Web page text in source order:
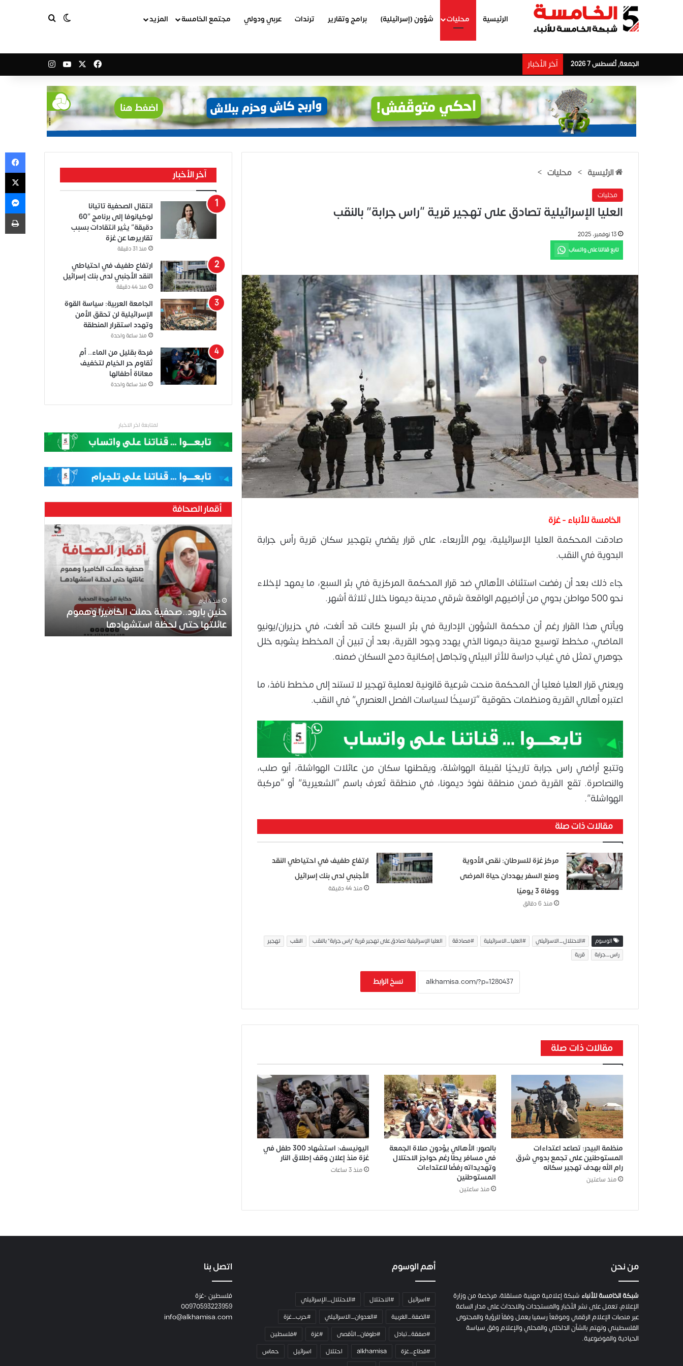
الرئيسية محليات شؤون (إسرائيلية) برامج وتقارير ترندات عربي ودولي مجتمع الخامسة المزيد الوضع المظلم
بحث عن
الجمعة, أغسطس 7 2026 آخر الأخبار فيسبوك‫YouTube
انستقرام
الرئيسية > محليات >
محليات
العليا الإسرائيلية تصادق على تهجير قرية “راس جرابة” بالنقب
13 نوفمبر، 2025
تابع قناتنا على واتساب
الخامسة للأنباء - غزة
صادقت المحكمة العليا الإسرائيلية، يوم الأربعاء، على قرار يقضي بتهجير سكان قرية رأس جرابة
البدوية في النقب.
جاء ذلك بعد أن رفضت استئناف الأهالي ضد قرار المحكمة المركزية في بئر السبع، ما يمهد لإخلاء
نحو 500 مواطن بدوي من أراضيهم الواقعة شرقي مدينة ديمونا خلال ثلاثة أشهر.
ويأتي هذا القرار رغم أن محكمة الشؤون الإدارية في بئر السبع كانت قد ألغت، في حزيران/يونيو
الماضي، مخطط توسيع مدينة ديمونا الذي يهدد وجود القرية، بعد أن تبين أن المخطط يشوبه خلل
جوهري تمثل في غياب دراسة للأثر البيئي وتجاهل إمكانية دمج السكان ضمنه.
ويعني قرار العليا فعليا أن المحكمة منحت شرعية قانونية لعملية تهجير لا تستند إلى مخطط نافذ، ما
اعتبره أهالي القرية ومنظمات حقوقية “ترسيخًا لسياسات الفصل العنصري” في النقب.
وتتبع أراضي راس جرابة تاريخيًا لقبيلة الهواشلة، ويقطنها سكان من عائلات الهواشلة، أبو صلب،
والنصاصرة. تقع القرية ضمن منطقة نفوذ ديمونا، في منطقة تُعرف باسم “الشعيرية” أو “مركبة
الهواشلة”.
مقالات ذات صلة
مركز غزة للسرطان: نقص الأدوية
ومنع السفر يهددان حياة المرضى
ووفاة 3 يوميًا
منذ 6 دقائق
ارتفاع طفيف في احتياطي النقد
الأجنبي لدى بنك إسرائيل
منذ 44 دقيقة
الوسوم #الاحتلال_الاسرائيلي #العليا_الاسرائيلية #مصادقة العليا الإسرائيلية تصادق على تهجير قرية "راس جرابة" بالنقب النقب
تهجير
راس_جرابة
قرية
نسخ الرابط
مقالات ذات صلة
منظمة البيدر: تصاعد اعتداءات
المستوطنين على تجمع بدوي شرق
رام الله بهدف تهجير سكانه
منذ ساعتين
بالصور: الأهالي يؤدون صلاة الجمعة
في مسافر يطا رغم حواجز الاحتلال
وتهديداته رفضًا لاعتداءات
المستوطنين
منذ ساعتين
اليونيسف: استشهاد 300 طفل في
غزة منذ إعلان وقف إطلاق النار
منذ 3 ساعات
آخر الأخبار
انتقال الصحفية تاتيانا
لوكيانوفا إلى برنامج “60
دقيقة” يثير انتقادات بسبب
تقاريرها عن غزة
منذ 31 دقيقة
ارتفاع طفيف في احتياطي
النقد الأجنبي لدى بنك إسرائيل
منذ 44 دقيقة
الجامعة العربية: سياسة القوة
الإسرائيلية لن تحقق الأمن
وتهدد استقرار المنطقة
منذ ساعة واحدة
فرحة بقليل من الماء.. أم
تُقاوم حر الخيام لتخفيف
معاناة أطفالها
منذ ساعة واحدة
لمتابعة اخر الاخبار
أقمار الصحافة
حنين
بارود..صحفية
حملت
الكاميرا
وهموم
عائلتها
لحظة
استشهادها
منذ 4 أيام
حنين بارود..صحفية حملت الكاميرا وهموم
عائلتها حتى لحظة استشهادها
من نحن
شبكة الخامسة للأنباء شبكة إعلامية مهنية مستقلة، مرخصة من وزارة
الإعلام، تعمل على نشر الأخبار والمستجدات والاحداث على مدار الساعة
عبر منصات الإعلام الرقمي وموقعاً رسميا يعمل وفقاً للرؤية والمحتوى
الفلسطيني وتهتم بالشأن الداخلي والمحلي والإعلام وفق سياسة
الحيادية والموضوعية.
أهم الوسوم
#اسرائيل #الاحتلال
#الاحتلال_الإسرائيلي
#الضفة_الغربية
#العدوان_الاسرائيلي
#حرب_غزة
#صفقة_تبادل
#طوفان_الأقصى #غزة
#فلسطين
#قطاع_غزة
alkhamisa احتلال اسرائيل
حماس
اتصل بنا
فلسطين -غزة
00970593223959
info@alkhamisa.com
‫X